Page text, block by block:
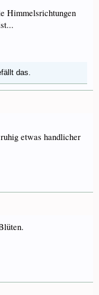
Himmelsrichtungen
das.
etwas handlicher